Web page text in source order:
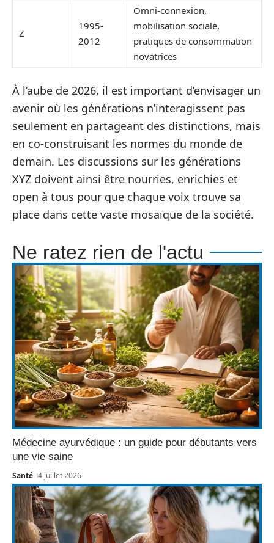
Z
1995-
2012
Omni-connexion,
mobilisation sociale,
pratiques de consommation
novatrices
À l’aube de 2026, il est important d’envisager un
avenir où les générations n’interagissent pas
seulement en partageant des distinctions, mais
en co-construisant les normes du monde de
demain. Les discussions sur les générations
XYZ doivent ainsi être nourries, enrichies et
open à tous pour que chaque voix trouve sa
place dans cette vaste mosaïque de la société.
Ne ratez rien de l'actu
Médecine ayurvédique : un guide pour débutants vers
une vie saine
Santé 4 juillet 2026